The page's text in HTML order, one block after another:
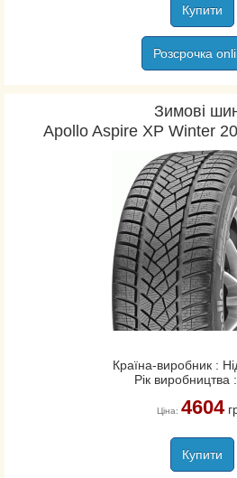
Купити
Розсрочка
Зимові
Apollo Aspire XP Winter
Країна-виробник :
Рік виробництва
Ціна: 4604
Купити